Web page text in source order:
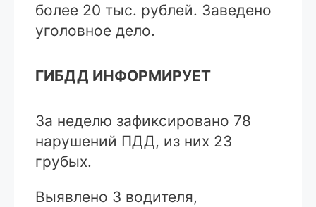
более 20 тыс. рублей. Заведено
уголовное дело.
ГИБДД ИНФОРМИРУЕТ
За неделю зафиксировано 78
нарушений ПДД, из них 23
грубых.
Выявлено 3 водителя,